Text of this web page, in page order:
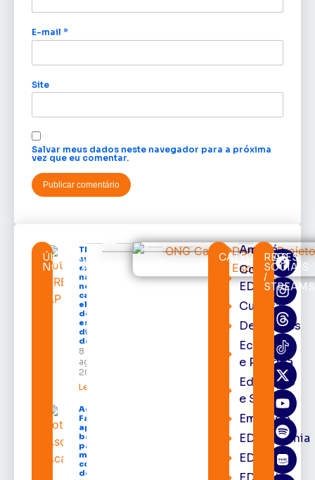
E-mail *
Site
Salvar meus dados neste navegador para a próxima
vez que eu comentar.
ÚLTIMAS
NOTÍCIAS
TRE-AP
suspende
expediente
na sede e
nos
cartórios
eleitorais
de todo o
estado nos
dias 10 e 11
de agosto
8 de
agosto de
2026
Leia mais »
Acácio
Favacho
apresenta
balanço
parcial do
mandato
com mais
de R$ 668
CATEGORIAS
Amapá
Cortes
EDcast
Cultura
Destaques
Economia
e Política
Educação
e Saúde
Emprego
EDacademia
EDbrasília
REDES
SOCIAIS
/
STREAMS